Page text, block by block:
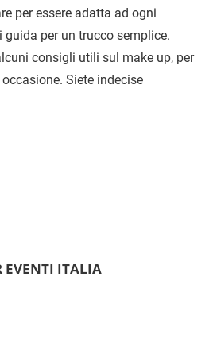
per essere adatta ad ogni
guida per un trucco semplice.
consigli utili sul make up, per
Siete indecise
EVENTI ITALIA